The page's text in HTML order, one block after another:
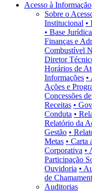
Acesso à Informação
Sobre o
Institucional •
• Base Jurídica
Finanças e
Combustível
Diretor
Horários de
Informações •
Ações e
Concessões
Receitas •
Conduta •
Relatório da
Gestão •
Metas • Carta
Corporativa •
Participação
Ouvidoria •
de
Auditorias